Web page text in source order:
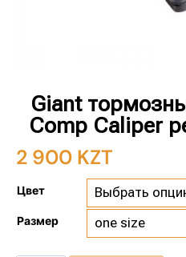
Giant
Comp Caliper
2 900 KZT
Цвет
Размер